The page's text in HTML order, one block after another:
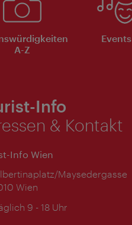
A-Z
Events
Info
& Kontakt
Info Wien
Maysedergasse
Wien
9 - 18 Uhr